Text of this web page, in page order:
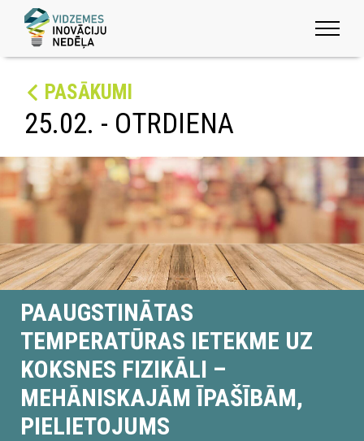
PASĀKUMI
25.02. - OTRDIENA
PAAUGSTINĀTAS
TEMPERATŪRAS IETEKME UZ
KOKSNES FIZIKĀLI –
MEHĀNISKAJĀM ĪPAŠĪBĀM,
PIELIETOJUMS